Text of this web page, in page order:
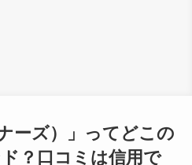
ーズ）」ってどこの
？口コミは信用で